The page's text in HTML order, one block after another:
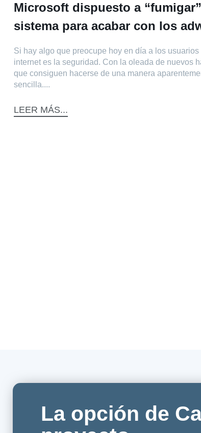
Microsoft dispuesto a
sistema para acabar con los
Si hay algo que preocupe hoy en día a los usuarios
internet es la seguridad. Con la oleada de nuevos
que consiguen hacerse de una manera
sencilla....
LEER MÁS...
La opción de